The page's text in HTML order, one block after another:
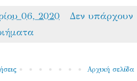
06, 2020
Δεν
Αρχική σελίδα